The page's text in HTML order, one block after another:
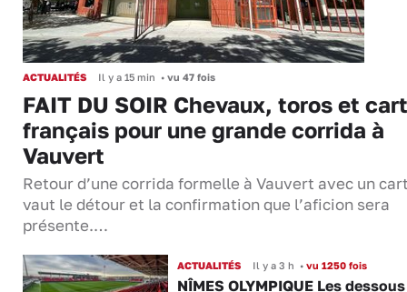
ACTUALITÉS Il y a 15 min • vu 47 fois
FAIT DU SOIR Chevaux, toros et
français pour une grande corrida à
Vauvert
Retour d’une corrida formelle à Vauvert avec un
vaut le détour et la confirmation que l’aficion sera
présente.…
ACTUALITÉS Il y a 3 h •vu 1250 fois
NÎMES OLYMPIQUE Les